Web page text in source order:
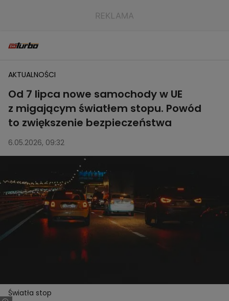
AKTUALNOŚCI
Od 7 lipca nowe samochody w UE
z migającym światłem stopu. Powód
to zwiększenie bezpieczeństwa
6.05.2026, 09:32
Światła stop